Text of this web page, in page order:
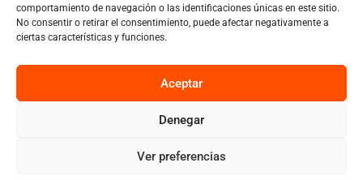
comportamiento de navegación o las identificaciones únicas en este sitio.
No consentir o retirar el consentimiento, puede afectar negativamente a
ciertas características y funciones.
Aceptar
Denegar
Ver preferencias
Podcast
Sobre Mariano
Diseño por Nuvolab Studio